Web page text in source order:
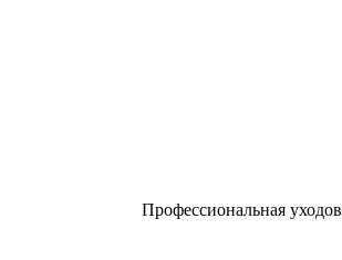
Профессиональная